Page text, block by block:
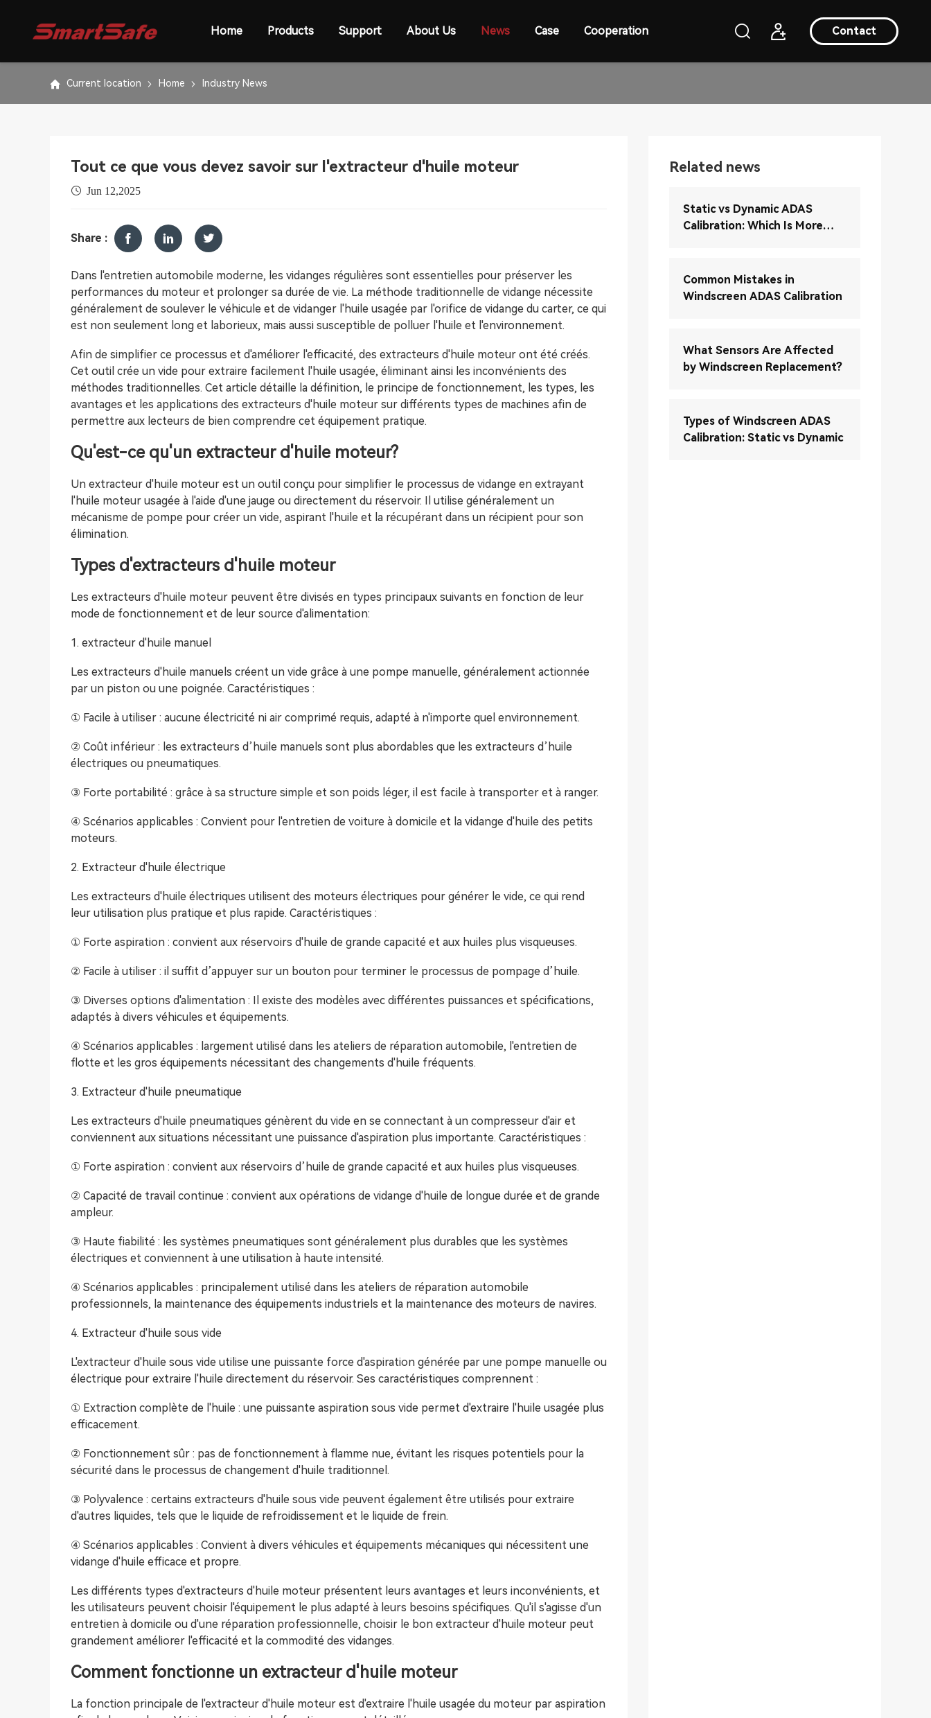
Contact
Home Products Support About Us News Case Cooperation
Current location Home Industry News
Tout ce que vous devez savoir sur l'extracteur d'huile moteur
Jun 12,2025
Share :
Dans l'entretien automobile moderne, les vidanges régulières sont essentielles pour préserver les
performances du moteur et prolonger sa durée de vie. La méthode traditionnelle de vidange nécessite
généralement de soulever le véhicule et de vidanger l'huile usagée par l'orifice de vidange du carter, ce qui
est non seulement long et laborieux, mais aussi susceptible de polluer l'huile et l'environnement.
Afin de simplifier ce processus et d'améliorer l'efficacité, des extracteurs d'huile moteur ont été créés.
Cet outil crée un vide pour extraire facilement l'huile usagée, éliminant ainsi les inconvénients des
méthodes traditionnelles. Cet article détaille la définition, le principe de fonctionnement, les types, les
avantages et les applications des extracteurs d'huile moteur sur différents types de machines afin de
permettre aux lecteurs de bien comprendre cet équipement pratique.
Qu'est-ce qu'un extracteur d'huile moteur?
Un extracteur d'huile moteur est un outil conçu pour simplifier le processus de vidange en extrayant
l'huile moteur usagée à l'aide d'une jauge ou directement du réservoir. Il utilise généralement un
mécanisme de pompe pour créer un vide, aspirant l'huile et la récupérant dans un récipient pour son
élimination.
Types d'extracteurs d'huile moteur
Les extracteurs d'huile moteur peuvent être divisés en types principaux suivants en fonction de leur
mode de fonctionnement et de leur source d'alimentation:
1. extracteur d'huile manuel
Les extracteurs d'huile manuels créent un vide grâce à une pompe manuelle, généralement actionnée
par un piston ou une poignée. Caractéristiques :
① Facile à utiliser : aucune électricité ni air comprimé requis, adapté à n'importe quel environnement.
② Coût inférieur : les extracteurs d’huile manuels sont plus abordables que les extracteurs d’huile
électriques ou pneumatiques.
③ Forte portabilité : grâce à sa structure simple et son poids léger, il est facile à transporter et à ranger.
④ Scénarios applicables : Convient pour l'entretien de voiture à domicile et la vidange d'huile des petits
moteurs.
2. Extracteur d'huile électrique
Les extracteurs d'huile électriques utilisent des moteurs électriques pour générer le vide, ce qui rend
leur utilisation plus pratique et plus rapide. Caractéristiques :
① Forte aspiration : convient aux réservoirs d'huile de grande capacité et aux huiles plus visqueuses.
② Facile à utiliser : il suffit d’appuyer sur un bouton pour terminer le processus de pompage d’huile.
③ Diverses options d'alimentation : Il existe des modèles avec différentes puissances et spécifications,
adaptés à divers véhicules et équipements.
④ Scénarios applicables : largement utilisé dans les ateliers de réparation automobile, l'entretien de
flotte et les gros équipements nécessitant des changements d'huile fréquents.
3. Extracteur d'huile pneumatique
Les extracteurs d'huile pneumatiques génèrent du vide en se connectant à un compresseur d'air et
conviennent aux situations nécessitant une puissance d'aspiration plus importante. Caractéristiques :
① Forte aspiration : convient aux réservoirs d’huile de grande capacité et aux huiles plus visqueuses.
② Capacité de travail continue : convient aux opérations de vidange d'huile de longue durée et de grande
ampleur.
③ Haute fiabilité : les systèmes pneumatiques sont généralement plus durables que les systèmes
électriques et conviennent à une utilisation à haute intensité.
④ Scénarios applicables : principalement utilisé dans les ateliers de réparation automobile
professionnels, la maintenance des équipements industriels et la maintenance des moteurs de navires.
4. Extracteur d'huile sous vide
L'extracteur d'huile sous vide utilise une puissante force d'aspiration générée par une pompe manuelle ou
électrique pour extraire l'huile directement du réservoir. Ses caractéristiques comprennent :
① Extraction complète de l'huile : une puissante aspiration sous vide permet d'extraire l'huile usagée plus
efficacement.
② Fonctionnement sûr : pas de fonctionnement à flamme nue, évitant les risques potentiels pour la
sécurité dans le processus de changement d'huile traditionnel.
③ Polyvalence : certains extracteurs d'huile sous vide peuvent également être utilisés pour extraire
d'autres liquides, tels que le liquide de refroidissement et le liquide de frein.
④ Scénarios applicables : Convient à divers véhicules et équipements mécaniques qui nécessitent une
vidange d'huile efficace et propre.
Les différents types d'extracteurs d'huile moteur présentent leurs avantages et leurs inconvénients, et
les utilisateurs peuvent choisir l'équipement le plus adapté à leurs besoins spécifiques. Qu'il s'agisse d'un
entretien à domicile ou d'une réparation professionnelle, choisir le bon extracteur d'huile moteur peut
grandement améliorer l'efficacité et la commodité des vidanges.
Comment fonctionne un extracteur d'huile moteur
La fonction principale de l'extracteur d'huile moteur est d'extraire l'huile usagée du moteur par aspiration
Related news
Static vs Dynamic ADAS
Calibration: Which Is More
Common Mistakes in
Windscreen ADAS Calibration
What Sensors Are Affected
by Windscreen Replacement?
Types of Windscreen ADAS
Calibration: Static vs Dynamic